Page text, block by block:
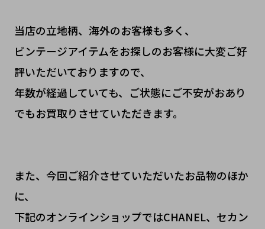
当店の立地柄、海外のお客様も多く、
ビンテージアイテムをお探しのお客様に大変ご好
評いただいておりますので、
年数が経過していても、ご状態にご不安がおあり
でもお買取りさせていただきます。
また、今回ご紹介させていただいたお品物のほか
に、
下記のオンラインショップではCHANEL、セカン